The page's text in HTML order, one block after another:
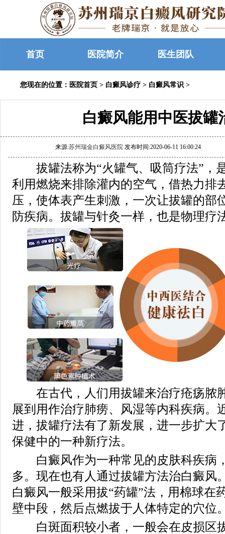
首页 医院简介 医生团队
您现在的位置： 医院首页 > 白癜风诊疗 > 白癜风常识 >
白癜风能用中医拔罐
来源:苏州瑞金白癜风医院 发布时间:2020-06-11 16:00:24
拔罐法称为“火罐气、吸筒疗法”，
利用燃烧来排除灌内的空气，借热力排
压，使体表产生刺激，一次让拔罐的部
防疾病。拔罐与针灸一样，也是物理疗
在古代，人们用拔罐来治疗疮疡脓
展到用作治疗肺痨、风湿等内科疾病。
进，拔罐疗法有了新发展，进一步扩大
保健中的一种新疗法。
白癜风作为一种常见的皮肤科疾病
多。现在也有人通过拔罐方法治白癜风
白癜风一般采用拔“药罐”法，用棉球在
壁中段，然后点燃拔于人体特定的穴位
白斑面积较小者，一般会在皮损区